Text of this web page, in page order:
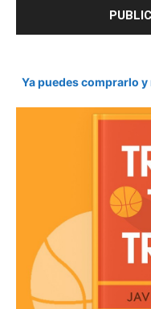
Ya puedes comprarlo